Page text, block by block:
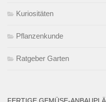
Kuriositäten
Pflanzenkunde
Ratgeber Garten